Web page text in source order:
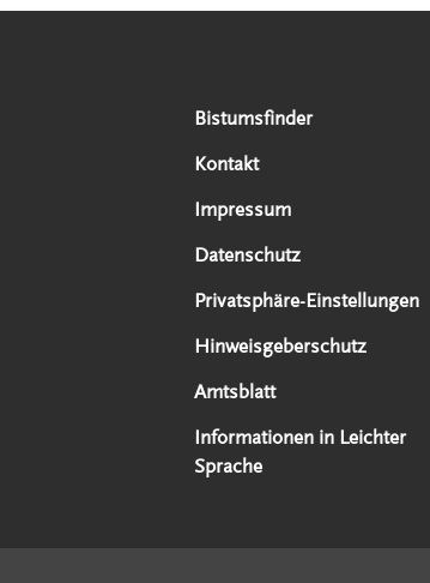
Serviceangebote
Bistumsfinder
Kontakt
Impressum
Datenschutz
Privatsphäre-Einstellungen
Hinweisgeberschutz
Amtsblatt
Informationen in Leichter
Sprache
Social Media Angebote
Externe Links